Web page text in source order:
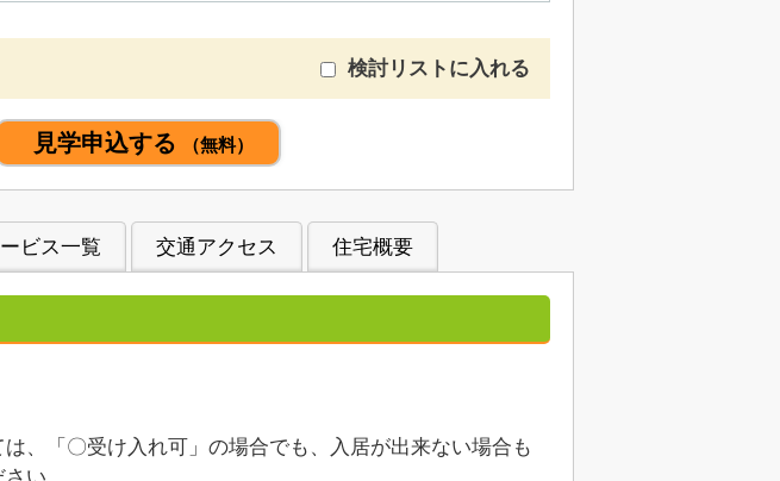
検討リストに入れる
見学申込する （無料）
ビス一覧 交通アクセス 住宅概要
、「〇受け入れ可」の場合でも、入居が出来ない場合も
い。